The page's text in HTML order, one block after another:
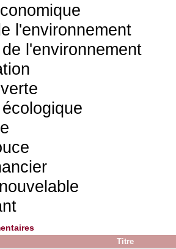
l'environnement
l'environnement
Titre